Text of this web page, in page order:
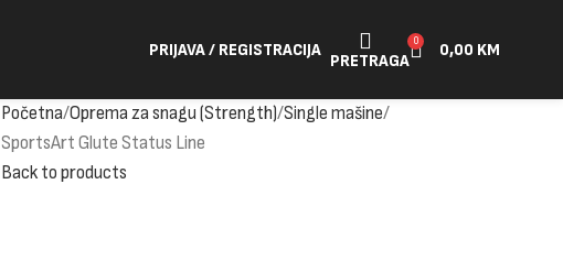
PRIJAVA / REGISTRACIJA
PRETRAGA
0 0,00 KM
Početna Oprema za snagu (Strength) Single mašine
SportsArt Glute Status Line
Back to products